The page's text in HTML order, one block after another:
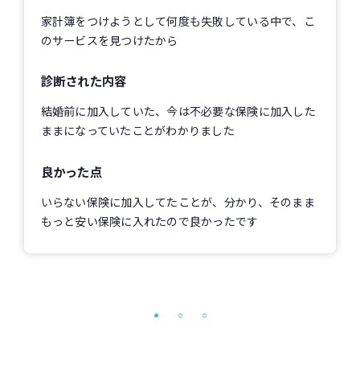
家計簿をつけようとして何度も失敗している中で、こ
のサービスを見つけたから
診断された内容
結婚前に加入していた、今は不必要な保険に加入した
ままになっていたことがわかりました
良かった点
いらない保険に加入してたことが、分かり、そのまま
もっと安い保険に入れたので良かったです